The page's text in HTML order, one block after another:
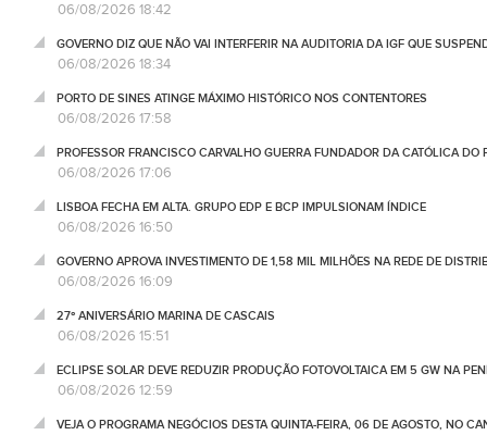
06/08/2026 18:42
GOVERNO DIZ QUE NÃO VAI INTERFERIR NA AUDITORIA DA IGF QUE
06/08/2026 18:34
PORTO DE SINES ATINGE MÁXIMO HISTÓRICO NOS CONTENTORES
06/08/2026 17:58
PROFESSOR FRANCISCO CARVALHO GUERRA FUNDADOR DA CATÓLICA DO
06/08/2026 17:06
LISBOA FECHA EM ALTA. GRUPO EDP E BCP IMPULSIONAM ÍNDICE
06/08/2026 16:50
GOVERNO APROVA INVESTIMENTO DE 1,58 MIL MILHÕES NA REDE DE
06/08/2026 16:09
27º ANIVERSÁRIO MARINA DE CASCAIS
06/08/2026 15:51
ECLIPSE SOLAR DEVE REDUZIR PRODUÇÃO FOTOVOLTAICA EM 5 GW NA
06/08/2026 12:59
VEJA O PROGRAMA NEGÓCIOS DESTA QUINTA-FEIRA, 06 DE AGOSTO, NO